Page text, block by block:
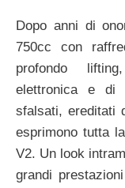
Dopo anni di
750cc con
profondo
elettronica e di
sfalsati, ereditati
esprimono tutta
V2. Un look
grandi